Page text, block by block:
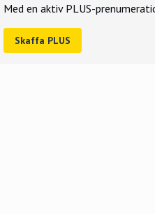
Med en aktiv PLUS-
Skaffa PLUS